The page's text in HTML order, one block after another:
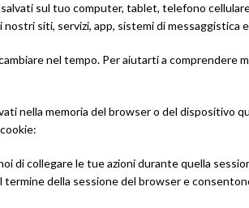
sul tuo computer, tablet, telefono
siti, servizi, app, sistemi di messaggistica
nel tempo. Per aiutarti a comprendere
nella memoria del browser o del dispositivo
di collegare le tue azioni durante quella
della sessione del browser e